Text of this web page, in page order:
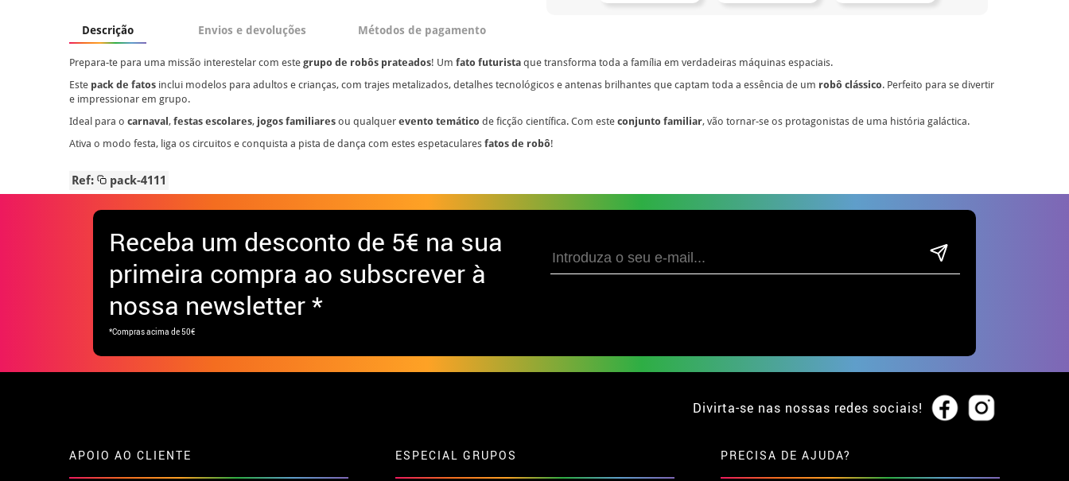
Descrição Envios e devoluções Métodos de pagamento
Prepara-te para uma missão interestelar com este grupo de robôs prateados! Um fato futurista que transforma toda a família em verdadeiras máquinas espaciais.
Este pack de fatos inclui modelos para adultos e crianças, com trajes metalizados, detalhes tecnológicos e antenas brilhantes que captam toda a essência de um robô clássico. Perfeito para se divertir
e impressionar em grupo.
Ideal para o carnaval , festas escolares, jogos familiares ou qualquer evento temático de ficção científica. Com este conjunto familiar, vão tornar-se os protagonistas de uma história galáctica.
Ativa o modo festa, liga os circuitos e conquista a pista de dança com estes espetaculares fatos de robô!
Ref: pack-4111
Receba um desconto de 5€ na sua
primeira compra ao subscrever à
nossa newsletter *
*Compras acima de 50€
Divirta-se nas nossas redes sociais!
APOIO AO CLIENTE ESPECIAL GRUPOS PRECISA DE AJUDA?